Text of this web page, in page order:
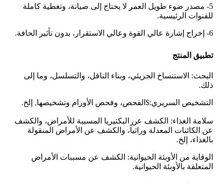
5- مصدر ضوء طويل العمر لا يحتاج إلى صيانة، وتغطية كاملة
للقنوات الرئيسية.
6- إخراج إشارة عالي القوة وعالي الاستقرار، بدون تأثير الحافة.
تطبيق المنتج
البحث: الاستنساخ الجزيئي، وبناء الناقل، والتسلسل، وما إلى
ذلك.
التشخيص السريري:S الفحص، وفحص الأورام وتشخيصها, إلخ.
سلامة الغذاء: الكشف عن البكتيريا المسببة للأمراض، والكشف
عن الكائنات المعدلة وراثياً، والكشف عن الأمراض المنقولة
بالغذاء، إلخ.
الوقاية من الأوبئة الحيوانية: الكشف عن مسببات الأمراض
المتعلقة بالأوبئة الحيوانية.